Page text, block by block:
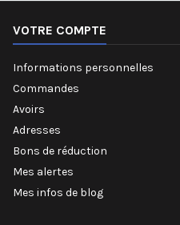
VOTRE COMPTE
Informations personnelles
Commandes
Avoirs
Adresses
Bons de réduction
Mes alertes
Mes infos de blog